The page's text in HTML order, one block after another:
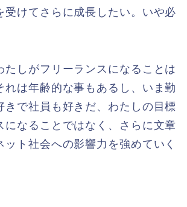
受けてさらに成長したい。いや必
たしがフリーランスになることは
れは年齢的な事もあるし、いま勤
きで社員も好きだ、わたしの目標
になることではなく、さらに文章
ット社会への影響力を強めていく